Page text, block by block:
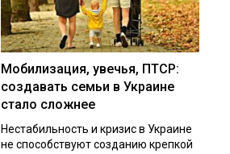
Мобилизация, увечья, ПТСР:
создавать семьи в Украине
стало сложнее
Нестабильность и кризис в Украине
не способствуют созданию крепкой